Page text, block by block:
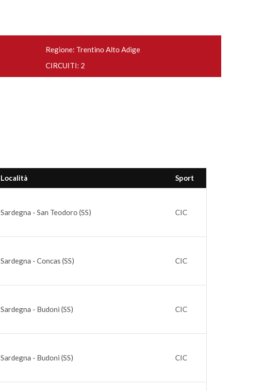
Regione: Trentino Alto Adige
CIRCUITI: 2
Località Sport
Sardegna - San Teodoro (SS) CIC
Sardegna - Concas (SS) CIC
Sardegna - Budoni (SS) CIC
Sardegna - Budoni (SS) CIC